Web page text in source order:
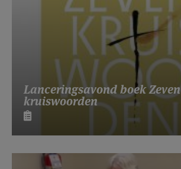
Lanceringsavond boek Zeven
kruiswoorden